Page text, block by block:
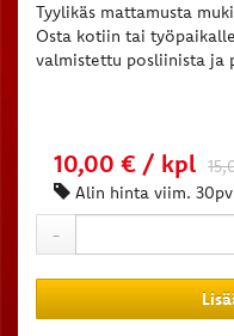
Tyylikäs mattamusta
Osta kotiin tai
valmistettu posliinista ja
10,00 € / kpl
Alin hinta viim.
-